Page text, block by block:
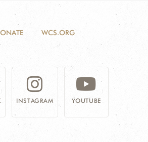
WCS.ORG
INSTAGRAM YOUTUBE